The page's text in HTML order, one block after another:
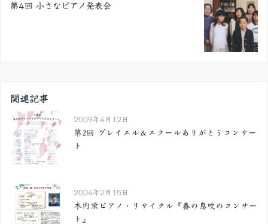
第4回 小さなピアノ発表会
関連記事
2009年4月12日
第2回 プレイエル＆エラールありがとうコンサー
ト
2004年2月15日
木内栄ピアノ・リサイタル『春の息吹のコンサー
ト』